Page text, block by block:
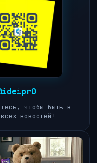
чтобы быть в
новостей!